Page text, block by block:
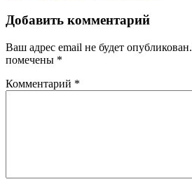
Добавить комментарий
Ваш адрес email не будет опубликован.
помечены *
Комментарий *